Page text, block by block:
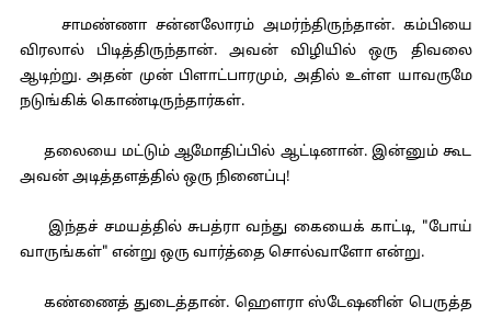
சாமண்ணா சன்னலோரம் அமர்ந்திருந்தான். கம்பியை
விரலால் பிடித்திருந்தான். அவன் விழியில் ஒரு திவலை
ஆடிற்று. அதன் முன் பிளாட்பாரமும், அதில் உள்ள யாவருமே
நடுங்கிக் கொண்டிருந்தார்கள்.
தலையை மட்டும் ஆமோதிப்பில் ஆட்டினான். இன்னும் கூட
அவன் அடித்தளத்தில் ஒரு நினைப்பு!
இந்தச் சமயத்தில் சுபத்ரா வந்து கையைக் காட்டி, "போய்
வாருங்கள்" என்று ஒரு வார்த்தை சொல்வாளோ என்று.
கண்ணைத் துடைத்தான். ஹௌரா ஸ்டேஷனின் பெருத்த